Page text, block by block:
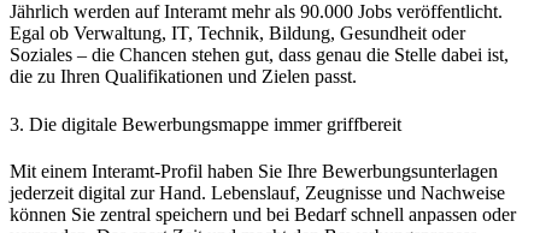
Jährlich werden auf Interamt mehr als 90.000 Jobs veröffentlicht.
Egal ob Verwaltung, IT, Technik, Bildung, Gesundheit oder
Soziales – die Chancen stehen gut, dass genau die Stelle dabei ist,
die zu Ihren Qualifikationen und Zielen passt.
3. Die digitale Bewerbungsmappe immer griffbereit
Mit einem Interamt-Profil haben Sie Ihre Bewerbungsunterlagen
jederzeit digital zur Hand. Lebenslauf, Zeugnisse und Nachweise
können Sie zentral speichern und bei Bedarf schnell anpassen oder